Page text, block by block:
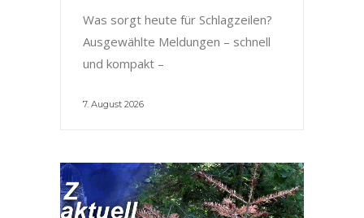
Was sorgt heute für Schlagzeilen?
Ausgewählte Meldungen – schnell
und kompakt –
7. August 2026